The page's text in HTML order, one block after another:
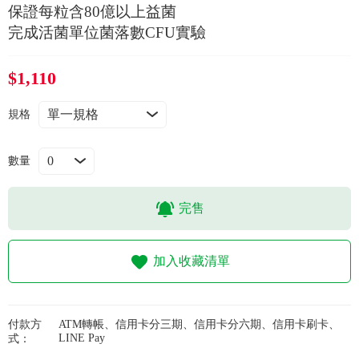
常見問題
保證每粒含80億以上益菌
完成活菌單位菌落數CFU實驗
$1,110
規格
數量
完售
加入收藏清單
付款方
式：
ATM轉帳、信用卡分三期、信用卡分六期、信用卡刷卡、
LINE Pay